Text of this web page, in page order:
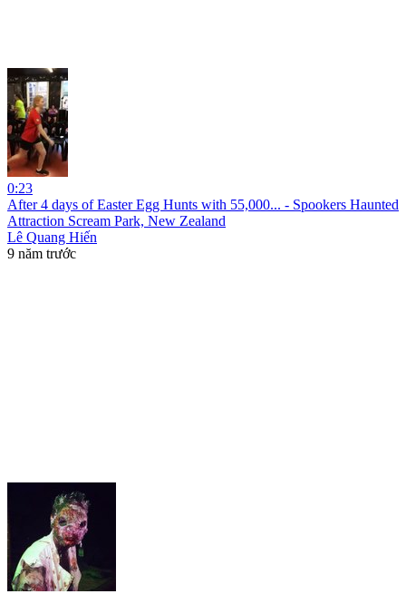
0:23
After 4 days of Easter Egg Hunts with 55,000... - Spookers Haunted
Attraction Scream Park, New Zealand
Lê Quang Hiến
9 năm trước